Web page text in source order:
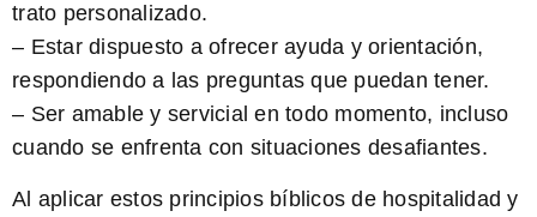
trato personalizado.
– Estar dispuesto a ofrecer ayuda y orientación,
respondiendo a las preguntas que puedan tener.
– Ser amable y servicial en todo momento, incluso
cuando se enfrenta con situaciones desafiantes.
Al aplicar estos principios bíblicos de hospitalidad y